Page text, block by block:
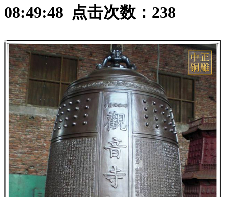
08:49:48 点击次数： 238